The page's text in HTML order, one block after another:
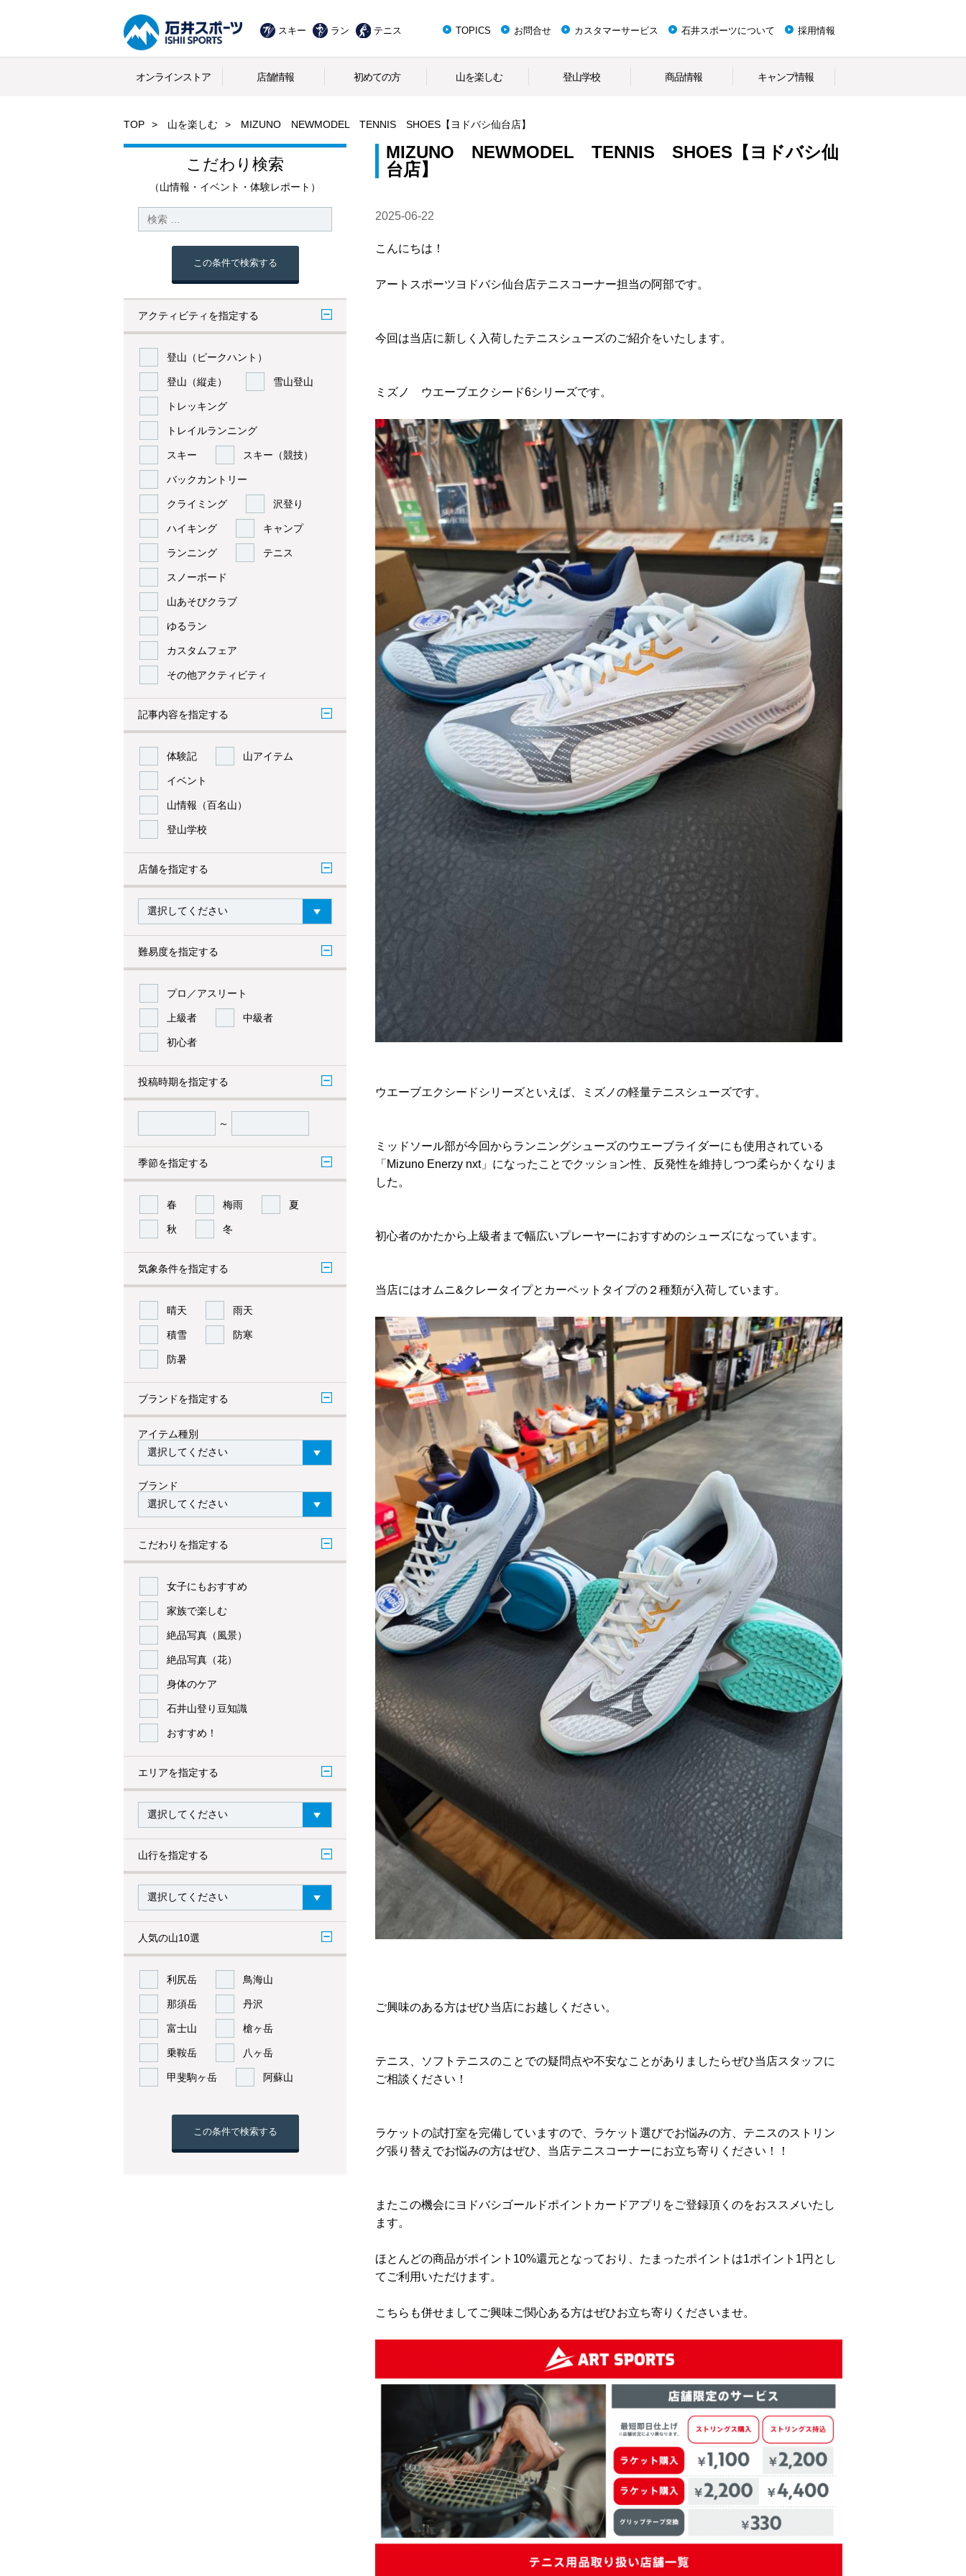
スキー ラン テニス TOPICS お問合せ カスタマーサービス 石井スポーツについて 採用情報
オンラインストア 店舗情報 初めての方 山を楽しむ 登山学校 商品情報 キャンプ情報
TOP 山を楽しむ MIZUNO NEWMODEL TENNIS SHOES【ヨドバシ仙台店】
こだわり検索
（山情報・イベント・体験レポート）
この条件で検索する
アクティビティを指定する
登山（ピークハント）
登山（縦走） 雪山登山
トレッキング
トレイルランニング
スキー スキー（競技）
バックカントリー
クライミング 沢登り
ハイキング キャンプ
ランニング テニス
スノーボード
山あそびクラブ
ゆるラン
カスタムフェア
その他アクティビティ
記事内容を指定する
体験記 山アイテム
イベント
山情報（百名山）
登山学校
店舗を指定する
難易度を指定する
プロ／アスリート
上級者 中級者
初心者
投稿時期を指定する
～
季節を指定する
春 梅雨 夏
秋 冬
気象条件を指定する
晴天 雨天
積雪 防寒
防暑
ブランドを指定する
アイテム種別
ブランド
こだわりを指定する
女子にもおすすめ
家族で楽しむ
絶品写真（風景）
絶品写真（花）
身体のケア
石井山登り豆知識
おすすめ！
エリアを指定する
山行を指定する
人気の山10選
利尻岳 鳥海山
那須岳 丹沢
富士山 槍ヶ岳
乗鞍岳 八ヶ岳
甲斐駒ヶ岳 阿蘇山
この条件で検索する
MIZUNO NEWMODEL TENNIS SHOES【ヨドバシ仙
台店】
2025-06-22
こんにちは！
アートスポーツヨドバシ仙台店テニスコーナー担当の阿部です。
今回は当店に新しく入荷したテニスシューズのご紹介をいたします。
ミズノ ウエーブエクシード6シリーズです。
ウエーブエクシードシリーズといえば、ミズノの軽量テニスシューズです。
ミッドソール部が今回からランニングシューズのウエーブライダーにも使用されている
「Mizuno Enerzy nxt」になったことでクッション性、反発性を維持しつつ柔らかくなりま
した。
初心者のかたから上級者まで幅広いプレーヤーにおすすめのシューズになっています。
当店にはオムニ&クレータイプとカーペットタイプの２種類が入荷しています。
ご興味のある方はぜひ当店にお越しください。
テニス、ソフトテニスのことでの疑問点や不安なことがありましたらぜひ当店スタッフに
ご相談ください！
ラケットの試打室を完備していますので、ラケット選びでお悩みの方、テニスのストリン
グ張り替えでお悩みの方はぜひ、当店テニスコーナーにお立ち寄りください！！
またこの機会にヨドバシゴールドポイントカードアプリをご登録頂くのをおススメいたし
ます。
ほとんどの商品がポイント10%還元となっており、たまったポイントは1ポイント1円とし
てご利用いただけます。
こちらも併せましてご興味ご関心ある方はぜひお立ち寄りくださいませ。